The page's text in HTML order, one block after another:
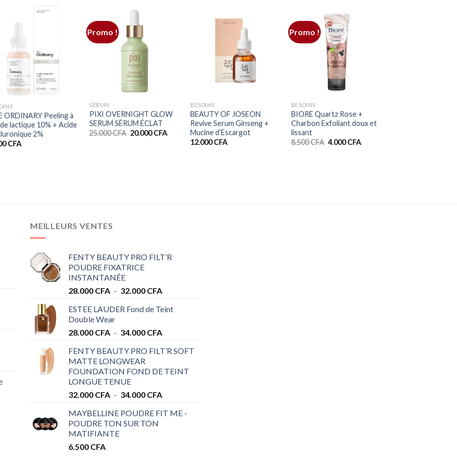
ORDINARY Peeling à
lactique 10% + Acide
2%
CFA
Promo !
SÉRUM
PIXI OVERNIGHT GLOW
SERUM SÉRUM ÉCLAT
25.000CFA Le
20.000CFALe
BESOINS
BEAUTY OF JOSEON
Revive Serum Ginseng +
Mucine d’Escargot
12.000CFA
Promo !
BESOINS
BIORE Quartz Rose +
Charbon Exfoliant doux et
lissant
8.500CFA Le
4.000CFALe
MEILLEURS VENTES
FENTY BEAUTY PRO FILT’R
POUDRE FIXATRICE
INSTANTANÉE
28.000 CFA – 32.000 CFAPlage
prix :
à
ESTEE LAUDER Fond de Teint
Double Wear
28.000 CFA – 34.000 CFAPlage
prix :
à
FENTY BEAUTY PRO FILT’R SOFT
MATTE LONGWEAR
FOUNDATION FOND DE TEINT
LONGUE TENUE
32.000 CFA – 34.000 CFAPlage
prix :
MAYBELLINE POUDRE FIT ME -
POUDRE TON SUR TON
MATIFIANTE
6.500 CFA